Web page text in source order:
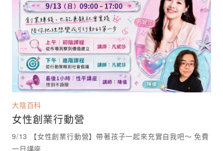
大陰百科
女性創業行動營
9/13 【女性創業行動營】帶著孩子一起來充實自我吧～ 免費